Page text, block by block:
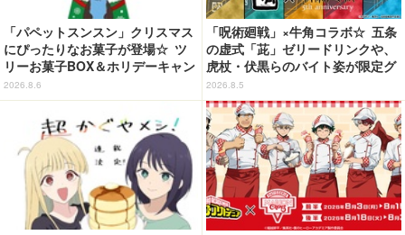
「パペットスンスン」クリスマス
にぴったりなお菓子が登場☆ ツ
リーお菓子BOX＆ホリデーキャン
ディ
2026.8.6
「呪術廻戦」×牛角コラボ☆ 五条
の虚式「茈」ゼリードリンクや、
虎杖・伏黒らのバイト姿が限定グ
ッズに【8月26日～】
2026.8.5